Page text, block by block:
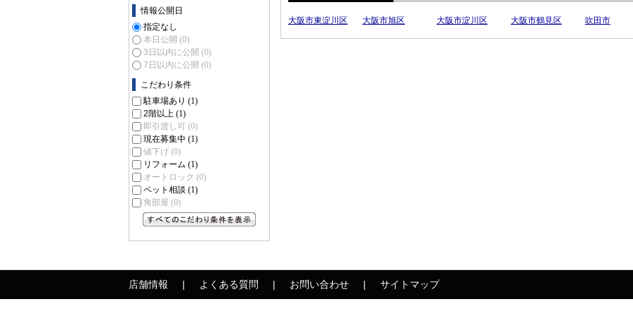
情報公開日
指定なし
本日公開 (0)
3日以内に公開 (0)
7日以内に公開 (0)
こだわり条件
駐車場あり (1)
2階以上 (1)
即引渡し可 (0)
現在募集中 (1)
値下げ (0)
リフォーム (1)
オートロック (0)
ペット相談 (1)
角部屋 (0)
大阪市東淀川区 大阪市旭区 大阪市淀川区 大阪市鶴見区 吹田市
店舗情報 よくある質問 お問い合わせ サイトマップ